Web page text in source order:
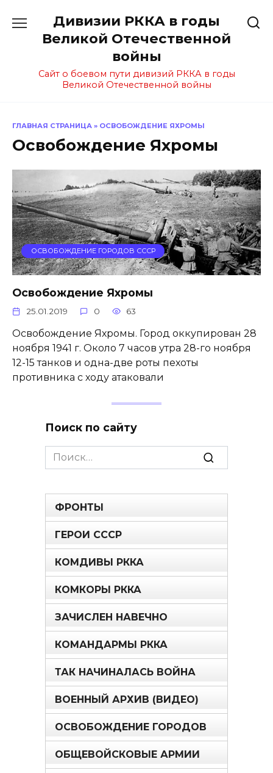
содержанию
Дивизии РККА в годы
Великой Отечественной
войны
Сайт о боевом пути дивизий РККА в годы
Великой Отечественной войны
ГЛАВНАЯ СТРАНИЦА » ОСВОБОЖДЕНИЕ ЯХРОМЫ
Освобождение Яхромы
ОСВОБОЖДЕНИЕ ГОРОДОВ СССР
Освобождение Яхромы
25.01.2019 0 63
Освобождение Яхромы. Город оккупирован 28
ноября 1941 г. Около 7 часов утра 28-го ноября
12-15 танков и одна-две роты пехоты
противника с ходу атаковали
Поиск по сайту
Search
for:
ФРОНТЫ
ГЕРОИ СССР
КОМДИВЫ РККА
КОМКОРЫ РККА
ЗАЧИСЛЕН НАВЕЧНО
КОМАНДАРМЫ РККА
ТАК НАЧИНАЛАСЬ ВОЙНА
ВОЕННЫЙ АРХИВ (ВИДЕО)
ОСВОБОЖДЕНИЕ ГОРОДОВ
ОБЩЕВОЙСКОВЫЕ АРМИИ